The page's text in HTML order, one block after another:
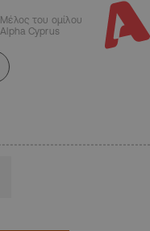
Μέλος του ομίλου
Alpha Cyprus